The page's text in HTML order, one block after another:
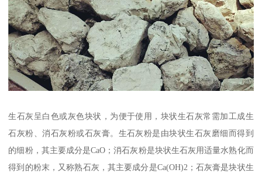
生石灰呈白色或灰色块状，为便于使用，块状生石灰常需加工成生
石灰粉、消石灰粉或石灰膏。生石灰粉是由块状生石灰磨细而得到
的细粉，其主要成分是CaO；消石灰粉是块状生石灰用适量水熟化而
得到的粉末，又称熟石灰，其主要成分是Ca(OH)2；石灰膏是块状生